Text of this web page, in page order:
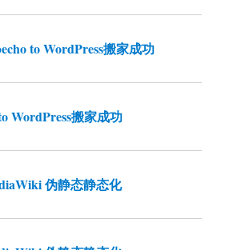
to WordPress搬家成功
WordPress搬家成功
伪静态静态化